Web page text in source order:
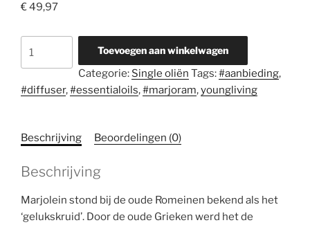
€49,97
(Marjolein)
Toevoegen aan winkelwagen
Categorie: Single oliën Tags:#aanbieding,
#diffuser,#essentialoils,#marjoram,youngliving
Beschrijving Beoordelingen (0)
Beschrijving
Marjolein stond bij de oude Romeinen bekend als het
‘gelukskruid’. Door de oude Grieken werd het de